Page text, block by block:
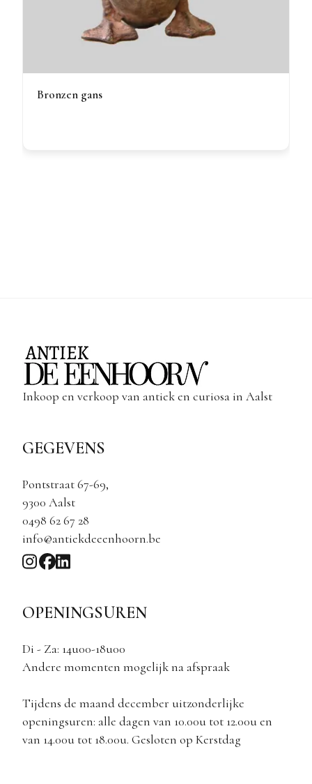
Bronzen gans
Inkoop en verkoop van antiek en curiosa in Aalst
GEGEVENS
Pontstraat 67-69,
9300 Aalst
0498 62 67 28
info@antiekdeeenhoorn.be
OPENINGSUREN
Di - Za: 14u00-18u00
Andere momenten mogelijk na afspraak
Tijdens de maand december uitzonderlijke
openingsuren: alle dagen van 10.00u tot 12.00u en
van 14.00u tot 18.00u. Gesloten op Kerstdag